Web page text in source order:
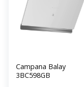
Campana Balay
3BC598GB